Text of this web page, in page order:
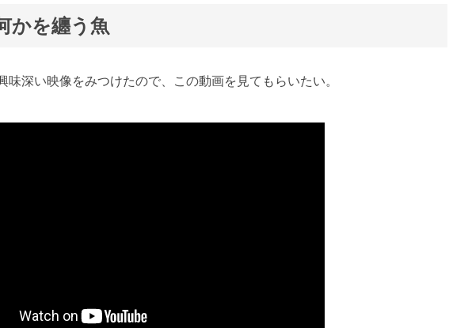
かを纏う魚
深い映像をみつけたので、この動画を見てもらいたい。